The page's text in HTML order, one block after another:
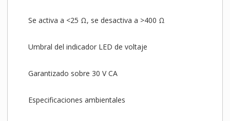
Se activa a <25 Ω, se desactiva a >400 Ω
Umbral del indicador LED de voltaje
Garantizado sobre 30 V CA
Especificaciones ambientales